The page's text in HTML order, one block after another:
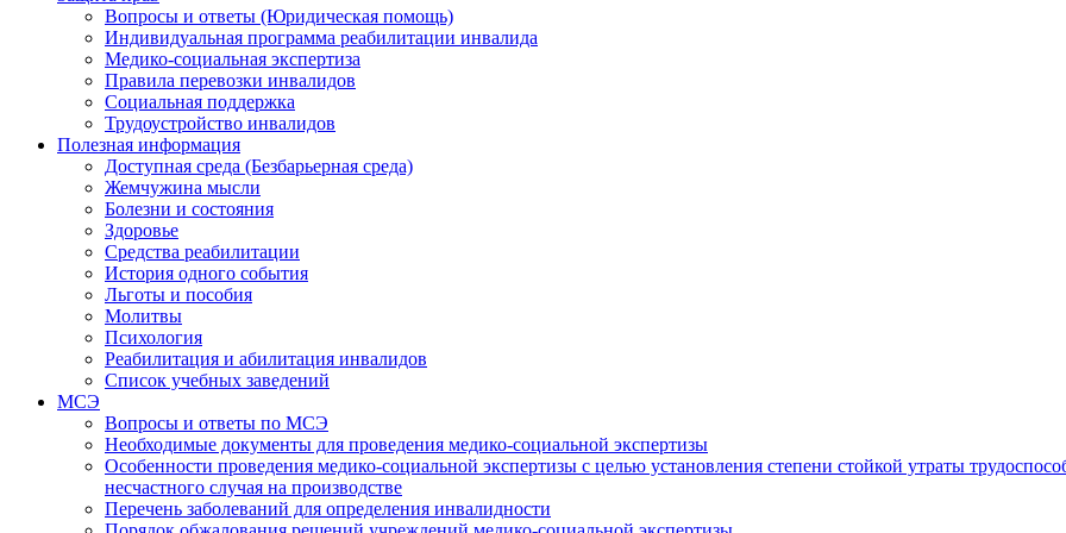
Вопросы и ответы (Юридическая помощь)
Индивидуальная программа реабилитации инвалида
Медико-социальная экспертиза
Правила перевозки инвалидов
Социальная поддержка
Трудоустройство инвалидов
Полезная информация
Доступная среда (Безбарьерная среда)
Жемчужина мысли
Болезни и состояния
Здоровье
Средства реабилитации
История одного события
Льготы и пособия
Молитвы
Психология
Реабилитация и абилитация инвалидов
Список учебных заведений
МСЭ
Вопросы и ответы по МСЭ
Необходимые документы для проведения медико-социальной экспертизы
Особенности проведения медико-социальной экспертизы с целью установления степени стойкой утраты
несчастного случая на производстве
Перечень заболеваний для определения инвалидности